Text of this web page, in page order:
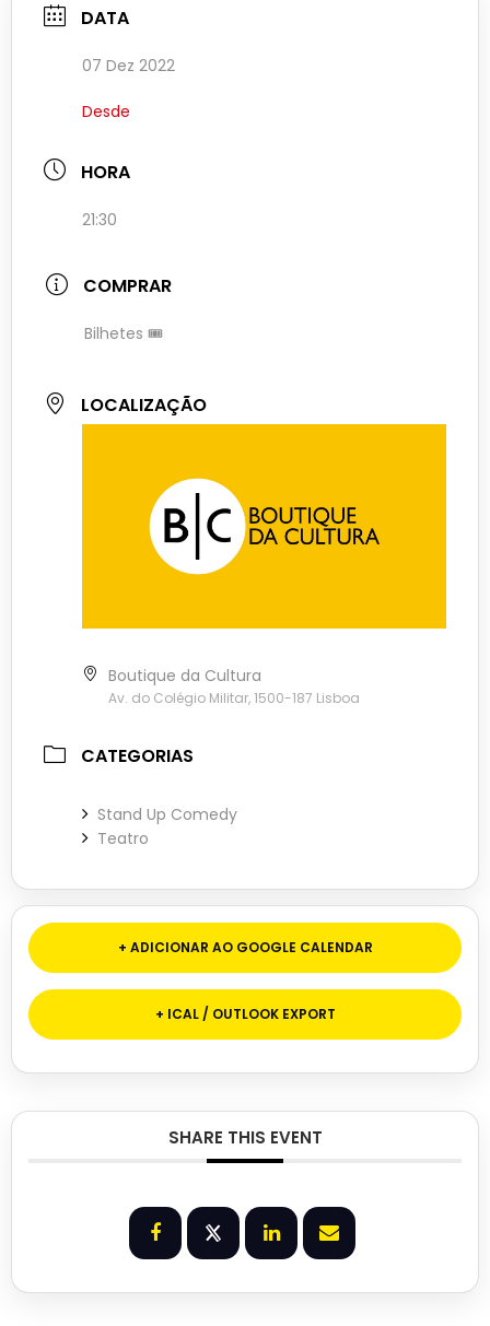
DATA
07 Dez 2022
Desde
HORA
21:30
COMPRAR
Bilhetes 🎟
LOCALIZAÇÃO
Boutique da Cultura
Av. do Colégio Militar, 1500-187 Lisboa
CATEGORIAS
Stand Up Comedy
Teatro
+ ADICIONAR AO GOOGLE CALENDAR
+ ICAL / OUTLOOK EXPORT
SHARE THIS EVENT